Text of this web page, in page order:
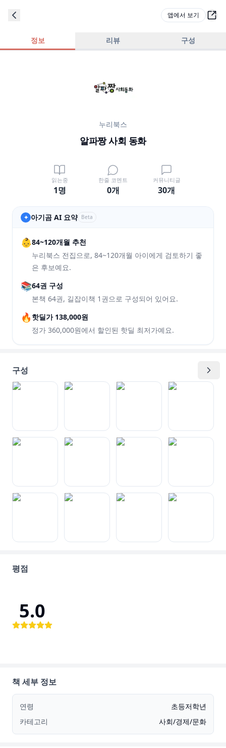
앱에서 보기
정보 리뷰 구성
누리북스
알파짱 사회 동화
읽는중
1명
한줄 코멘트
0개
커뮤니티글
30개
✦ 아기곰 AI 요약 Beta
👶84~120개월 추천
누리북스 전집으로, 84~120개월 아이에게 검토하기 좋
은 후보예요.
📚64권 구성
본책 64권, 길잡이책 1권으로 구성되어 있어요.
🔥 핫딜가 138,000원
정가 360,000원에서 할인된 핫딜 최저가예요.
구성
평점
5.0
책 세부 정보
연령
초등저학년
카테고리
사회/경제/문화